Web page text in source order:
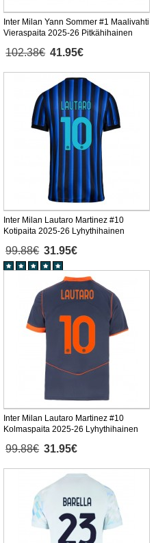
Inter Milan Yann Sommer #1 Maalivahti
Vieraspaita 2025-26 Pitkähihainen
102.38€ 41.95€
Inter Milan Lautaro Martinez #10
Kotipaita 2025-26 Lyhythihainen
99.88€ 31.95€
Inter Milan Lautaro Martinez #10
Kolmaspaita 2025-26 Lyhythihainen
99.88€ 31.95€